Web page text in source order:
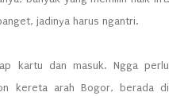
jadinya harus ngantri.
kartu dan masuk. Ngga perlu
kereta arah Bogor, berada di